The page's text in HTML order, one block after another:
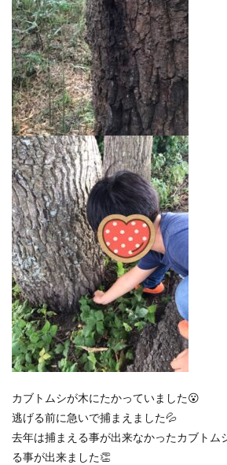
カブトムシが木にたかっていました😮
逃げる前に急いで捕まえました💦
去年は捕まえる事が出来なかったカブトム
る事が出来ました👏